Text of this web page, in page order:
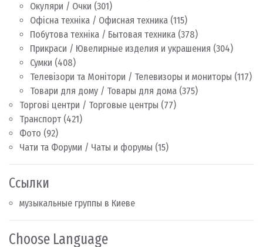
Окуляри / Очки (301)
Офісна техніка / Офисная техника (115)
Побутова техніка / Бытовая техника (378)
Прикраси / Ювелирные изделия и украшения (304)
Сумки (408)
Телевізори та Монітори / Телевизоры и мониторы (117)
Товари для дому / Товары для дома (375)
Торгові центри / Торговые центры (77)
Транспорт (421)
Фото (92)
Чати та Форуми / Чаты и форумы (15)
Ссылки
музыкальные группы в Киеве
Choose Language